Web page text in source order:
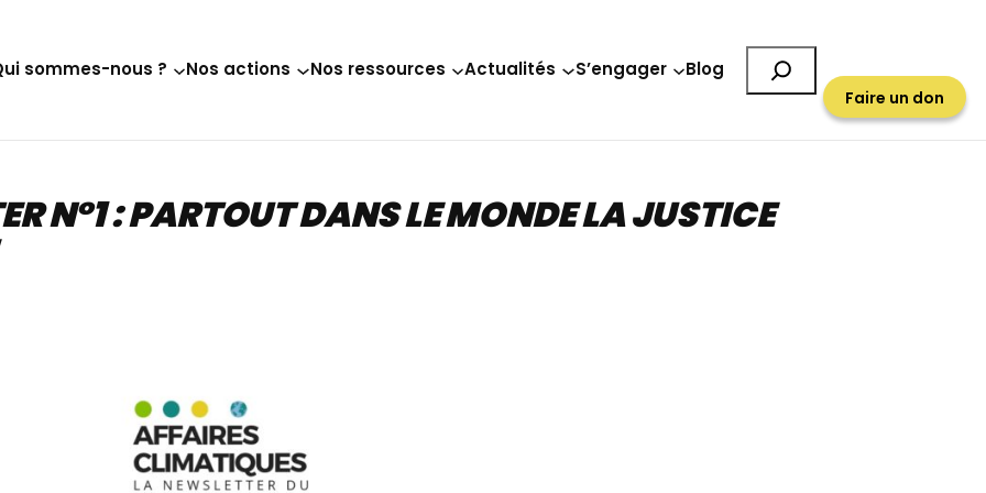
sommes-nous ? Nos actions Nos ressources Actualités S’engager Blog
Faire un don
N°1 : PARTOUT DANS LE MONDE LA JUSTICE